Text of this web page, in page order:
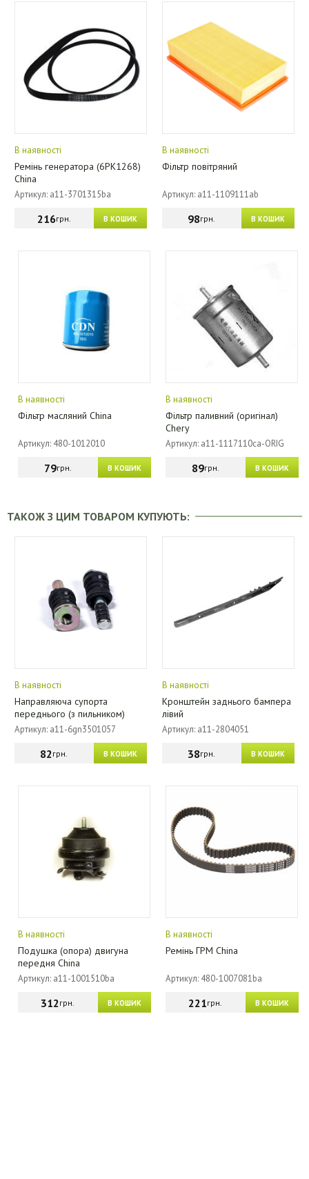
В наявності
Ремінь генератора (6PK1268)
China
Артикул: a11-3701315ba
В КОШИК
216грн.
В наявності
Фільтр повітряний
Артикул: a11-1109111ab
В КОШИК
98грн.
В наявності
Фільтр масляний China
Артикул: 480-1012010
В КОШИК
79грн.
В наявності
Фільтр паливний (оригінал)
Chery
Артикул: a11-1117110ca-ORIG
В КОШИК
89грн.
ТАКОЖ З ЦИМ ТОВАРОМ КУПУЮТЬ:
В наявності
Направляюча супорта
переднього (з пильником)
Артикул: a11-6gn3501057
В КОШИК
82грн.
В наявності
Кронштейн заднього бампера
лівий
Артикул: a11-2804051
В КОШИК
38грн.
В наявності
Подушка (опора) двигуна
передня China
Артикул: a11-1001510ba
В КОШИК
312грн.
В наявності
Ремінь ГРМ China
Артикул: 480-1007081ba
В КОШИК
221грн.